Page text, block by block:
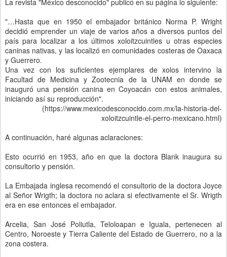
La revista "México desconocido" publicó en su página lo siguiente:
"…Hasta que en 1950 el embajador británico Norma P. Wright
decidió emprender un viaje de varios años a diversos puntos del
país para localizar a los últimos xoloitzcuintles u otras especies
caninas nativas, y las localizó en comunidades costeras de Oaxaca
y Guerrero.
Una vez con los suficientes ejemplares de xolos intervino la
Facultad de Medicina y Zootecnia de la UNAM en donde se
inauguró una pensión canina en Coyoacán con estos animales,
iniciando así su reproducción".
(https://www.mexicodesconocido.com.mx/la-historia-del-
xoloitzcuintle-el-perro-mexicano.html)
A continuación, haré algunas aclaraciones:
Esto ocurrió en 1953, año en que la doctora Blank inaugura su
consultorio y pensión.
La Embajada inglesa recomendó el consultorio de la doctora Joyce
al Señor Wrigth; la doctora no aclara si efectivamente el Sr. Wrigth
era en ese entonces el embajador.
Arcelia, San José Poliutla, Teloloapan e Iguala, pertenecen al
Centro, Noroeste y Tierra Caliente del Estado de Guerrero, no a la
zona costera.